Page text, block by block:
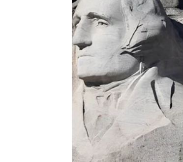
Ali večeras se sve menja.
Univerzum vam šalje priliku da
istinski čini srećnim. Mnogi
ljubavi. Neko iz prošlosti može
li želite novu šansu ili ne.
Ono što je posebno zanimljivo
ljudima koji ih nisu dovoljno
vredite.